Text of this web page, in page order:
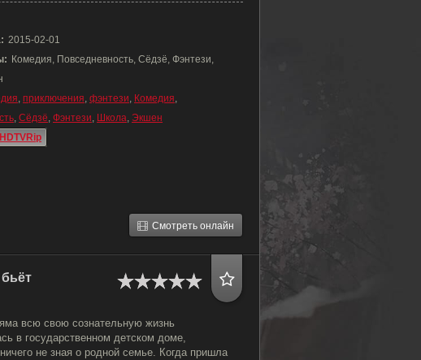
2015-02-01
Комедия, Повседневность, Сёдзё, Фэнтези,
, приключения, фэнтези, Комедия,
, Сёдзё, Фэнтези, Школа, Экшен
HDTVRip
Смотреть онлайн
всю свою сознательную жизнь
в государственном детском доме,
не зная о родной семье. Когда пришла